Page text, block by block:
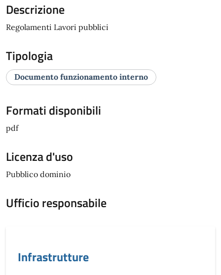
Descrizione
Regolamenti Lavori pubblici
Tipologia
Documento funzionamento interno
Formati disponibili
pdf
Licenza d'uso
Pubblico dominio
Ufficio responsabile
Infrastrutture